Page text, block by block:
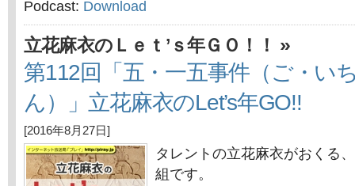
Podcast: Download
立花麻衣のＬｅｔ’ｓ年ＧＯ！！ »
第112回「五・一五事件（ご・い
ん）」立花麻衣のLet’s年GO!!
[2016年8月27日]
タレントの立花麻衣がおくる
組です。